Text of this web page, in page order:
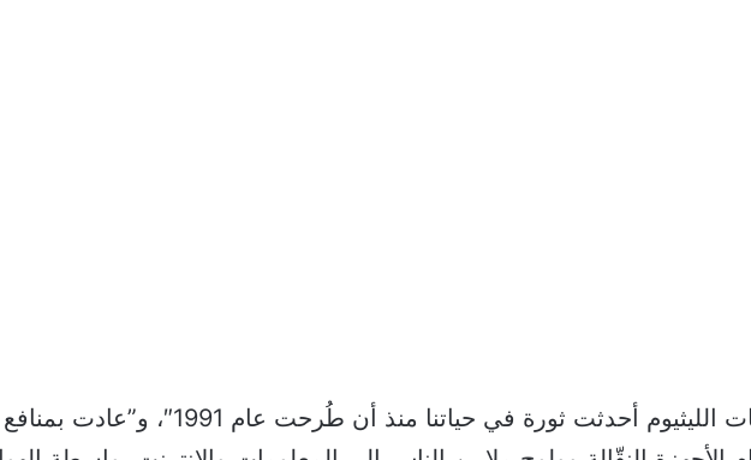
واضافت أن “بطاريات الليثيوم أحدثت